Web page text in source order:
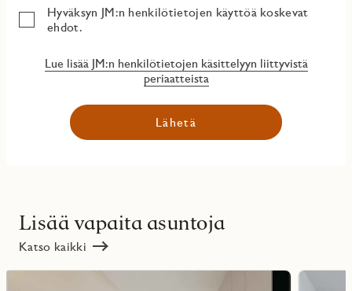
Hyväksyn JM:n henkilötietojen käyttöä koskevat
ehdot.
Lue lisää JM:n henkilötietojen käsittelyyn liittyvistä
periaatteista
Lähetä
Lisää vapaita asuntoja
Katso kaikki
Lue